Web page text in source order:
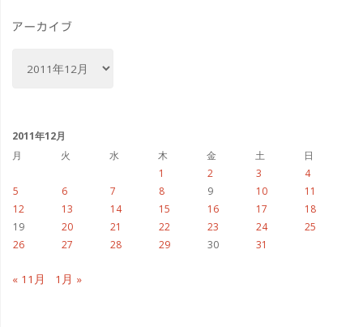
視
ー
アーカイブ
ブ
2011年12月
月
火 水 木 金 土
日
1
2 3
4
5
6 7 8 9 10
11
12
13 14 15 16 17
18
19
20 21 22 23 24
25
26
27 28 29 30 31
« 11月 1月 »